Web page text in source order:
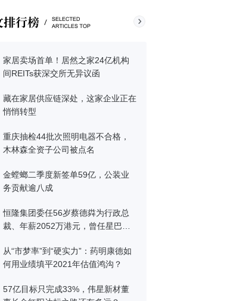
家居卖场首单！居然之家24亿机构
间REITs获深交所无异议函
藏在家居供应链深处，这家企业正在
悄悄转型
重庆抽检44批次照明电器不合格，
木林森全资子公司被点名
金螳螂二季度新签单59亿，公装业
务贡献逾八成
恒隆集团委任56岁蔡德粦为行政总
裁、年薪2052万港元，曾任星巴克
从“市梦率”到“硬实力”：药明康德如
何用业绩填平2021年估值鸿沟？
57亿目标只完成33%，伟星新材董